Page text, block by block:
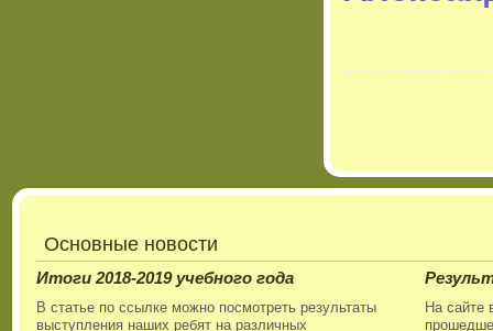
Основные новости
Итоги 2018-2019 учебного года
В статье по ссылке можно посмотреть результаты
выступления наших ребят на различных
На сайте